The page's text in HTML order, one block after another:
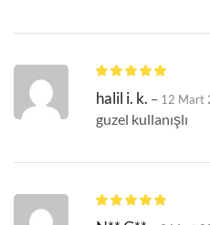
halil i. k. – 12 Mart
guzel kullanışlı